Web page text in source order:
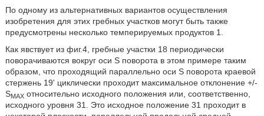
По одному из альтернативных вариантов осуществления
изобретения для этих гребных участков могут быть также
предусмотрены несколько темперируемых продуктов 1.
Как явствует из фиг.4, гребные участки 18 периодически
поворачиваются вокруг оси S поворота в этом примере таким
образом, что проходящий параллельно оси S поворота краевой
стержень 19' циклически проходит максимальное отклонение +/-
SMAXотносительно исходного положения или, соответственно,
исходного уровня 31. Это исходное положение 31 проходит в